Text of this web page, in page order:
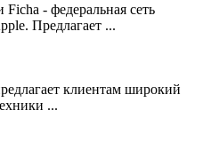
- федеральная сеть
Предлагает ...
клиентам широкий
...